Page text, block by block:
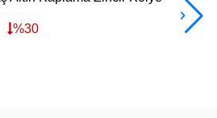
%30